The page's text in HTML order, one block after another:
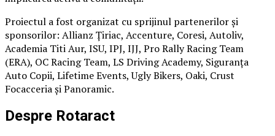
Proiectul a fost organizat cu sprijinul partenerilor și
sponsorilor: Allianz Țiriac, Accenture, Coresi, Autoliv,
Academia Titi Aur, ISU, IPJ, IJJ, Pro Rally Racing Team
(ERA), OC Racing Team, LS Driving Academy, Siguranța
Auto Copii, Lifetime Events, Ugly Bikers, Oaki, Crust
Focacceria și Panoramic.
Despre Rotaract